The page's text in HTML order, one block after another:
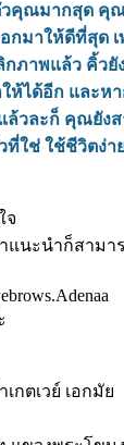
คุณมากสุด คุ
กมาให้ดีที่สุด
กภาพแล้ว คิ้วยั
ห้ได้อีก และห
ล้วละก็ คุณยัง
ที่ใช่ ใช้ชีวิตง่า
จ
นะนําก็สามา
กตเวย์ เอกมัย